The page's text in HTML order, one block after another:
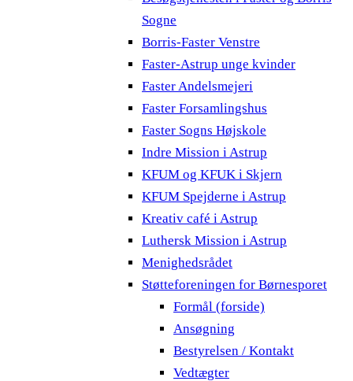
Sogne
Borris-Faster Venstre
Faster-Astrup unge kvinder
Faster Andelsmejeri
Faster Forsamlingshus
Faster Sogns Højskole
Indre Mission i Astrup
KFUM og KFUK i Skjern
KFUM Spejderne i Astrup
Kreativ café i Astrup
Luthersk Mission i Astrup
Menighedsrådet
Støtteforeningen for Børnesporet
Formål (forside)
Ansøgning
Bestyrelsen / Kontakt
Vedtægter